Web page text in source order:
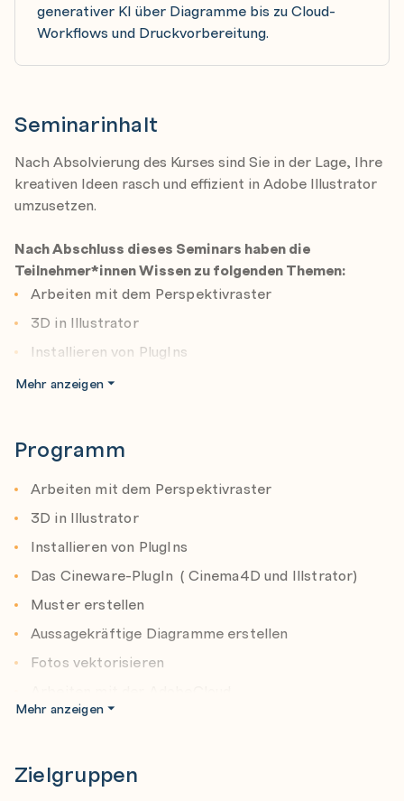
generativer KI über Diagramme bis zu Cloud-
Workflows und Druckvorbereitung.
Seminarinhalt
Nach Absolvierung des Kurses sind Sie in der Lage, Ihre
kreativen Ideen rasch und effizient in Adobe Illustrator
umzusetzen.
Nach Abschluss dieses Seminars haben die
Teilnehmer*innen Wissen zu folgenden Themen:
Arbeiten mit dem Perspektivraster
3D in Illustrator
Installieren von PlugIns
Das Cineware-PlugIn ( Cinema4D und Illstrator)
Fotos vektorisieren
Arbeiten mit der AdobeCloud
Druckeinstellungen
Zusammenarbeit von Illustrator mit anderen Adobe-
Programme
KI-Funktionen
Tipps und Tricks
Mehr anzeigen
Programm
Arbeiten mit dem Perspektivraster
3D in Illustrator
Installieren von PlugIns
Das Cineware-PlugIn ( Cinema4D und Illstrator)
Muster erstellen
Aussagekräftige Diagramme erstellen
Fotos vektorisieren
Druckeinstellungen
Programme
Mehr anzeigen
Zielgruppen